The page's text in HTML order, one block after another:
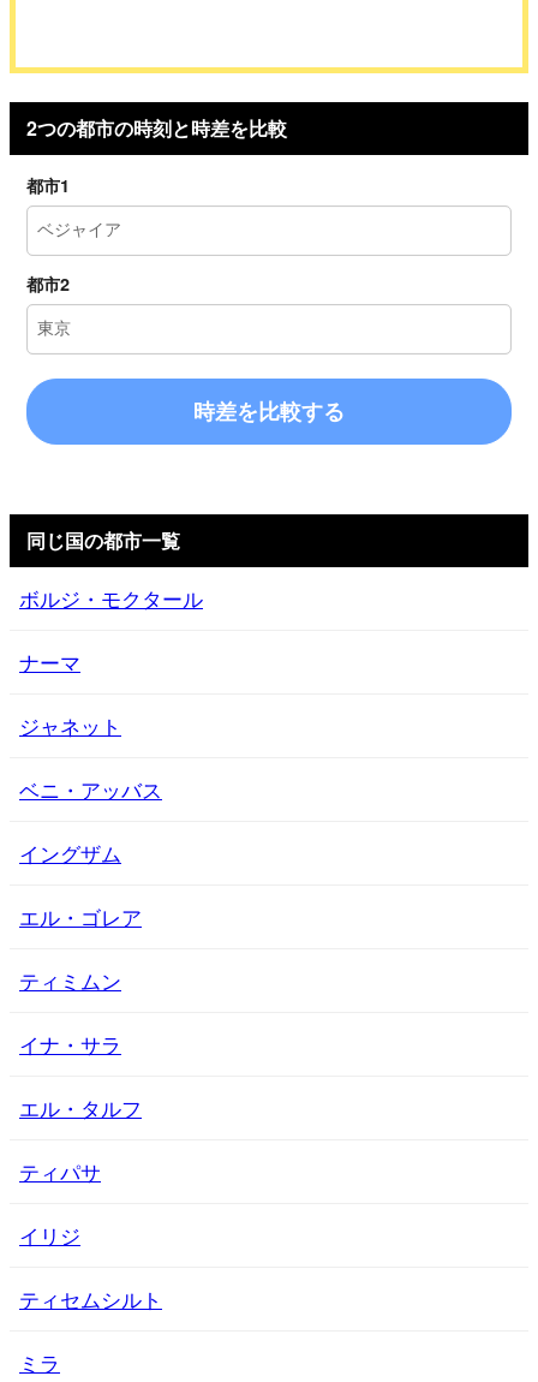
2つの都市の時刻と時差を比較
都市1
都市2
時差を比較する
同じ国の都市一覧
ボルジ・モクタール
ナーマ
ジャネット
ベニ・アッバス
イングザム
エル・ゴレア
ティミムン
イナ・サラ
エル・タルフ
ティパサ
イリジ
ティセムシルト
ミラ